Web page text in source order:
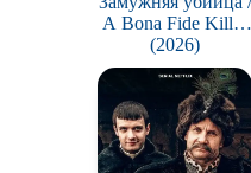
A Bona Fide Killer
(Yubunyeo killeo)
(2026)